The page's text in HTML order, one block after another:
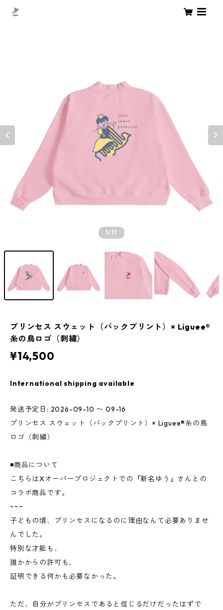
1/11
プリンセス スウェット（バックプリント）× Liguee®️
糸の鳥ロゴ（刺繍）
¥14,500
International shipping available
発送予定日: 2026-09-10 〜 09-16
プリンセス スウェット（バックプリント）× Liguee®️糸の鳥
ロゴ（刺繍）
◾️商品について
こちらはXオーバープロジェクトでの『新名ゆう』さんとの
コラボ商品です。
~~~
子どもの頃、プリンセスになるのに理由なんて必要ありませ
んでした。
特別な才能も、
誰かからの許可も、
証明できる何かも必要なかった。
ただ、自分がプリンセスであると信じるだけだったはずで